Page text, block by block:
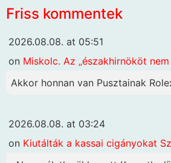
Friss kommentek
2026.08.08. at 05:51
on Miskolc. Az „északhirnököt
Akkor honnan van Pusztainak
2026.08.08. at 03:24
on Kiutálták a kassai cigányokat